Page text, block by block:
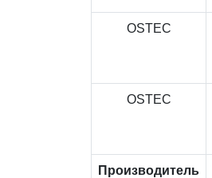
OSTEC
OSTEC
Производитель